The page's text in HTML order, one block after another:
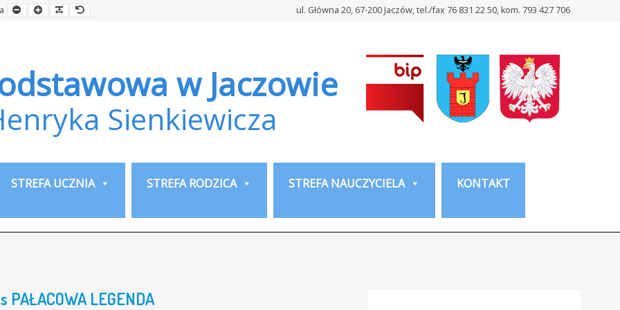
Smaller
Font
Larger
Font
Readable
Font
Default
Font ul. Główna 20, 67-200 Jaczów, tel./fax 76 831 22 50, kom. 793 427 706
w Jaczowie
Sienkiewicza
STREFA UCZNIA STREFA RODZICA STREFA NAUCZYCIELA KONTAKT
PAŁACOWA LEGENDA